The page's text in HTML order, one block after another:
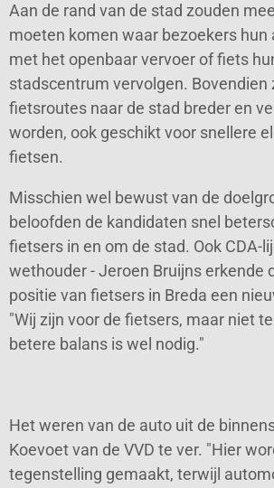
Aan de rand van de stad zouden
moeten komen waar bezoekers hun
met het openbaar vervoer of fiets
stadscentrum vervolgen. Bovendien
fietsroutes naar de stad breder en
worden, ook geschikt voor snellere
fietsen.
Misschien wel bewust van de
beloofden de kandidaten snel
fietsers in en om de stad. Ook CDA-
wethouder - Jeroen Bruijns erkende
positie van fietsers in Breda een
"Wij zijn voor de fietsers, maar niet
betere balans is wel nodig."
Het weren van de auto uit de
Koevoet van de VVD te ver. "Hier
tegenstelling gemaakt, terwijl